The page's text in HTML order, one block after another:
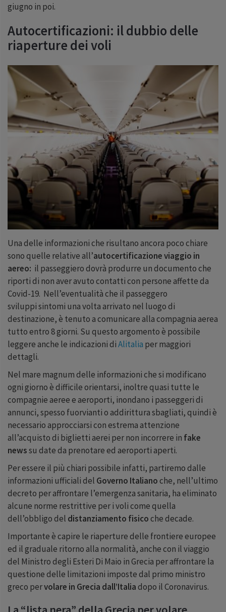
giugno in poi.
Autocertificazioni: il dubbio delle
riaperture dei voli
Una delle informazioni che risultano ancora poco chiare
sono quelle relative all’autocertificazione viaggio in
aereo: il passeggiero dovrà produrre un documento che
riporti di non aver avuto contatti con persone affette da
Covid-19. Nell’eventualità che il passeggero
sviluppi sintomi una volta arrivato nel luogo di
destinazione, è tenuto a comunicare alla compagnia aerea
tutto entro 8 giorni. Su questo argomento è possibile
leggere anche le indicazioni diAlitalia per maggiori
dettagli.
Nel mare magnumdelle informazioni che si modificano
ogni giorno è difficile orientarsi, inoltre quasi tutte le
compagnie aeree e aeroporti, inondano i passeggeri di
annunci, spesso fuorvianti o addirittura sbagliati, quindi è
necessario approcciarsi con estrema attenzione
all’acquisto di biglietti aerei per non incorrere in fake
newssu date da prenotare ed aeroporti aperti.
Per essere il più chiari possibile infatti, partiremo dalle
informazioni ufficiali del Governo Italianoche, nell’ultimo
decreto per affrontare l’emergenza sanitaria, ha eliminato
alcune norme restrittive per i voli come quella
dell’obbligo del distanziamento fisicoche decade.
Importante è capire le riaperture delle frontiere europee
ed il graduale ritorno alla normalità, anche con il viaggio
del Ministro degli Esteri Di Maio in Grecia per affrontare la
questione delle limitazioni imposte dal primo ministro
greco pervolare in Grecia dall’Italiadopo il Coronavirus.